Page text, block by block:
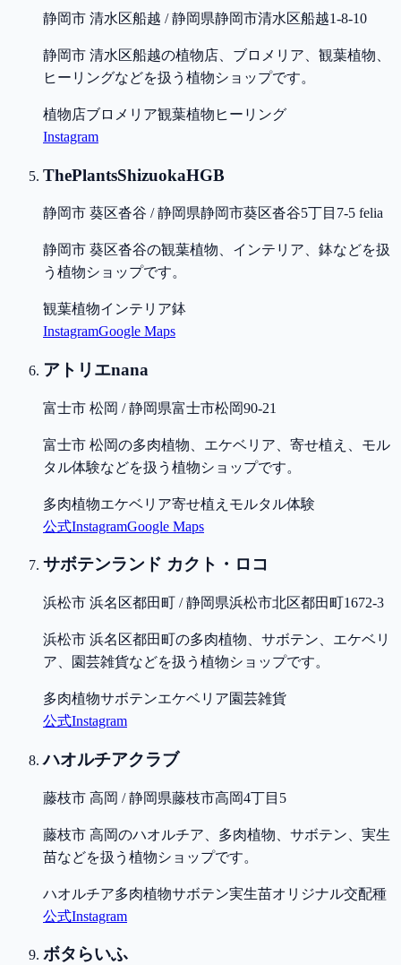
静岡市 清水区船越 / 静岡県静岡市清水区船越1-8-10
静岡市 清水区船越の植物店、ブロメリア、観葉植物、
ヒーリングなどを扱う植物ショップです。
植物店ブロメリア観葉植物 ヒーリング
Instagram
ThePlantsShizuokaHGB
静岡市 葵区沓谷 / 静岡県静岡市葵区沓谷5丁目7-5 felia
静岡市 葵区沓谷の観葉植物、インテリア、鉢などを扱
う植物ショップです。
観葉植物インテリア鉢
InstagramGoogle Maps
アトリエnana
富士市 松岡 / 静岡県富士市松岡90-21
富士市 松岡の多肉植物、エケベリア、寄せ植え、モル
タル体験などを扱う植物ショップです。
多肉植物エケベリア寄せ植え モルタル体験
公式InstagramGoogle Maps
サボテンランド カクト・ロコ
浜松市 浜名区都田町 / 静岡県浜松市北区都田町1672-3
浜松市 浜名区都田町の多肉植物、サボテン、エケベリ
ア、園芸雑貨などを扱う植物ショップです。
多肉植物サボテンエケベリア園芸雑貨
公式Instagram
ハオルチアクラブ
藤枝市 高岡 / 静岡県藤枝市高岡4丁目5
藤枝市 高岡のハオルチア、多肉植物、サボテン、実生
苗などを扱う植物ショップです。
ハオルチア多肉植物サボテン実生苗オリジナル交配種
公式Instagram
ボタらいふ